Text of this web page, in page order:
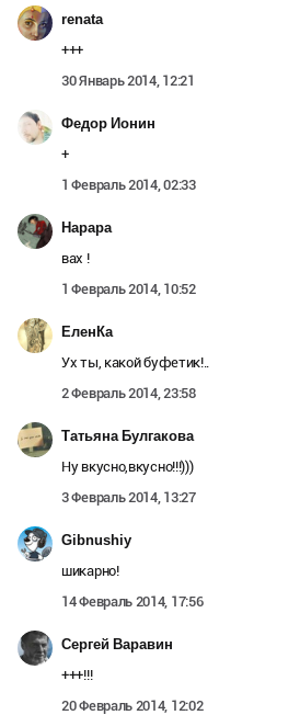
renata
+++
30 Январь 2014, 12:21
Федор Ионин
+
1 Февраль 2014, 02:33
Нарара
вах !
1 Февраль 2014, 10:52
ЕленКа
Ух ты, какой буфетик!..
2 Февраль 2014, 23:58
Татьяна Булгакова
Ну вкусно,вкусно!!!)))
3 Февраль 2014, 13:27
Gibnushiy
шикарно!
14 Февраль 2014, 17:56
Сергей Варавин
+++!!!
20 Февраль 2014, 12:02